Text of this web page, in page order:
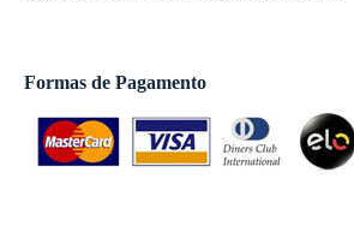
Formas de Pagamento